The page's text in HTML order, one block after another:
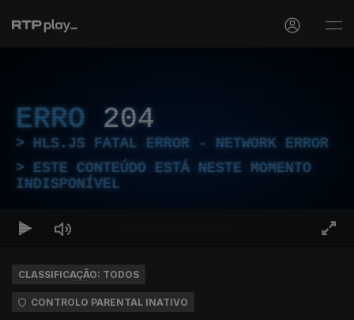
ERRO 204
HLS.JS FATAL ERROR - NETWORK ERROR
ESTE CONTEÚDO ESTÁ NESTE MOMENTO
INDISPONÍVEL
CLASSIFICAÇÃO: TODOS
CONTROLO PARENTAL INATIVO